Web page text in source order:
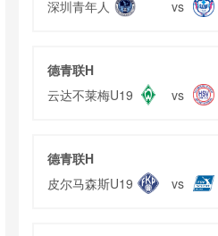
深圳青年人
vs
德青联H
云达不莱梅U19
vs
德青联H
皮尔马森斯U19
vs